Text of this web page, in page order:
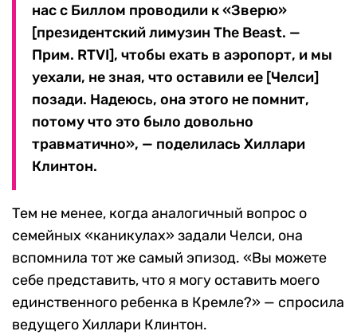
нас с Биллом проводили к «Зверю»
[президентский лимузин The Beast. —
Прим. RTVI], чтобы ехать в аэропорт, и мы
уехали, не зная, что оставили ее [Челси]
позади. Надеюсь, она этого не помнит,
потому что это было довольно
травматично», — поделилась Хиллари
Клинтон.
Тем не менее, когда аналогичный вопрос о
семейных «каникулах» задали Челси, она
вспомнила тот же самый эпизод. «Вы можете
себе представить, что я могу оставить моего
единственного ребенка в Кремле?» — спросила
ведущего Хиллари Клинтон.